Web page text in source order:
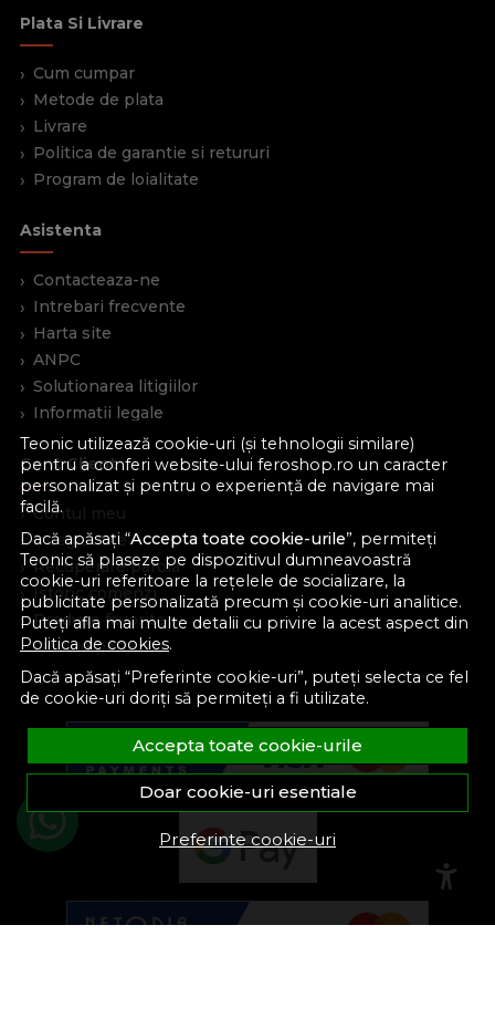
Teonic utilizează cookie-uri (și tehnologii similare)
pentru a conferi website-ului feroshop.ro un caracter
personalizat și pentru o experiență de navigare mai
facilă.
Dacă apăsați “Accepta toate cookie-urile”, permiteți
Teonic să plaseze pe dispozitivul dumneavoastră
cookie-uri referitoare la rețelele de socializare, la
publicitate personalizată precum și cookie-uri analitice.
Puteți afla mai multe detalii cu privire la acest aspect din
Politica de cookies.
Dacă apăsați “Preferinte cookie-uri”, puteți selecta ce fel
de cookie-uri doriți să permiteți a fi utilizate.
Accepta toate cookie-urile
Doar cookie-uri esentiale
Preferinte cookie-uri
Plata Si Livrare
Cum cumpar
Metode de plata
Livrare
Politica de garantie si retururi
Program de loialitate
Asistenta
Contacteaza-ne
Intrebari frecvente
Harta site
ANPC
Solutionarea litigiilor
Informatii legale
Cont Client
Contul meu
Inregistrare
Recuperare parola
Istoric comenzi
Produse favorite
Devino partener